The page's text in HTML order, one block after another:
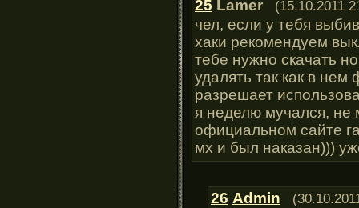
25 Lamer (15.10.2011
чел, если у тебя
хаки рекомендуем
тебе нужно скачать
удалять так как в
разрешает
я неделю мучался, не
официальном сайте
мх и был наказан)))
26 Admin